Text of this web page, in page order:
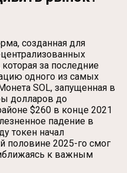
созданная для
за последние
одного из самых
SOL, запущенная в
долларов до
$260 в конце 2021
падение в
токен начал
половине 2025-го смог
к важным